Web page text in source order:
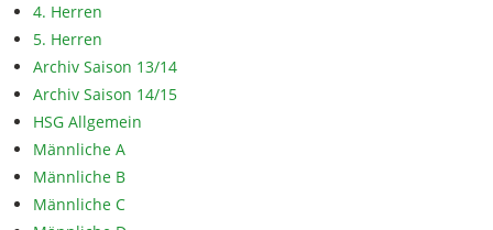
4. Herren
5. Herren
Archiv Saison 13/14
Archiv Saison 14/15
HSG Allgemein
Männliche A
Männliche B
Männliche C